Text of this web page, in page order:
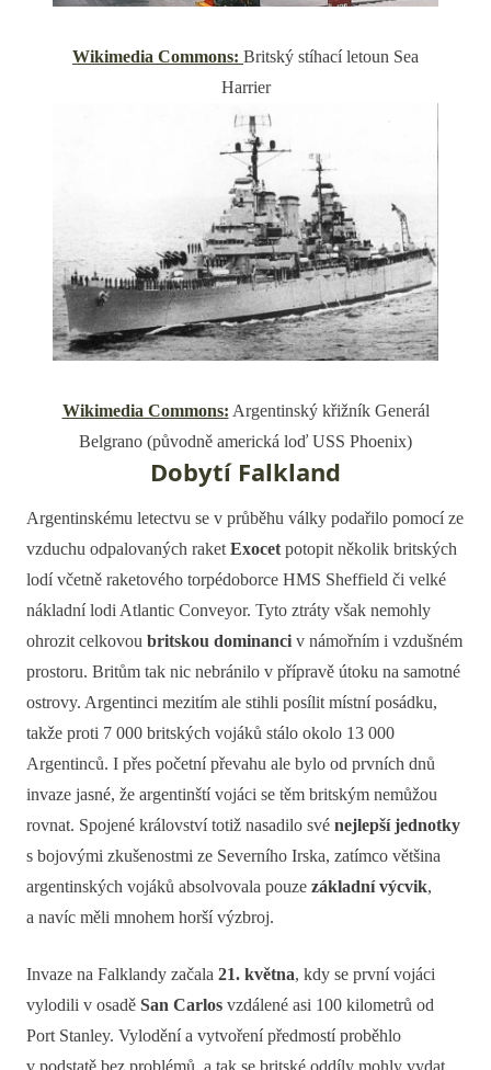
Wikimedia Commons: Britský stíhací letoun Sea
Harrier
Wikimedia Commons: Argentinský křižník Generál
Belgrano (původně americká loď USS Phoenix)
Dobytí Falkland
Argentinskému letectvu se v průběhu války podařilo pomocí ze
vzduchu odpalovaných raket Exocet potopit několik britských
lodí včetně raketového torpédoborce HMS Sheffield či velké
nákladní lodi Atlantic Conveyor. Tyto ztráty však nemohly
ohrozit celkovou britskou dominanci v námořním i vzdušném
prostoru. Britům tak nic nebránilo v přípravě útoku na samotné
ostrovy. Argentinci mezitím ale stihli posílit místní posádku,
takže proti 7 000 britských vojáků stálo okolo 13 000
Argentinců. I přes početní převahu ale bylo od prvních dnů
invaze jasné, že argentinští vojáci se těm britským nemůžou
rovnat. Spojené království totiž nasadilo své nejlepší jednotky
s bojovými zkušenostmi ze Severního Irska, zatímco většina
argentinských vojáků absolvovala pouze základní výcvik,
a navíc měli mnohem horší výzbroj.
Invaze na Falklandy začala 21. května, kdy se první vojáci
vylodili v osadě San Carlos vzdálené asi 100 kilometrů od
Port Stanley. Vylodění a vytvoření předmostí proběhlo
v podstatě bez problémů, a tak se britské oddíly mohly vydat